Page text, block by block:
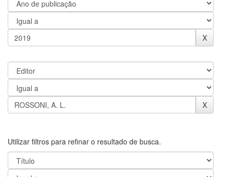
Utilizar filtros para refinar o resultado de busca.